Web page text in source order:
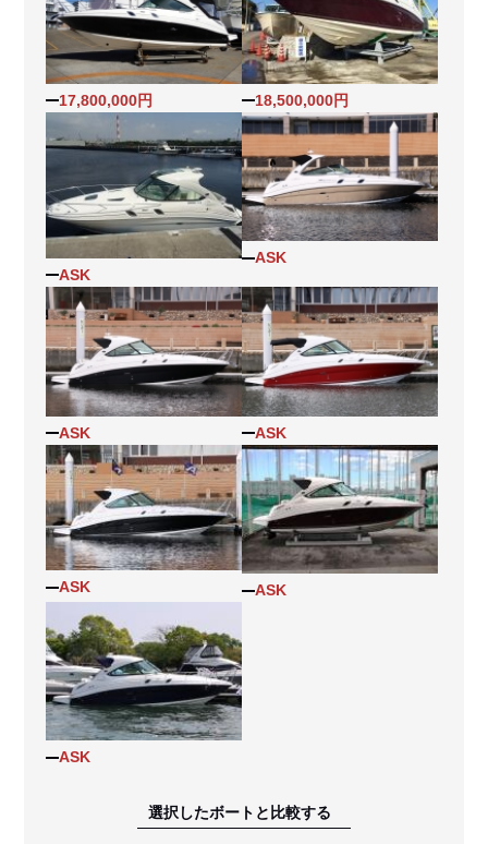
17,800,000円 18,500,000円
ASK
ASK
ASK ASK
ASK ASK
ASK
選択したボートと比較する